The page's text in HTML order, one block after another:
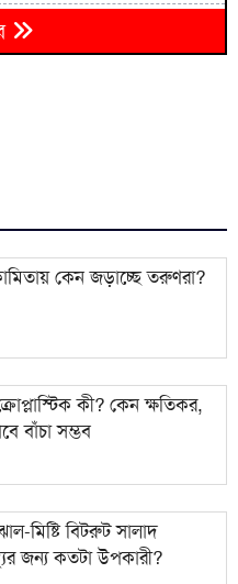
ছাত্রদল নেতা আবিদের
একটি চক্র সক্রিয়:
কেন জড়াচ্ছে তরুণরা?
কী? কেন ক্ষতিকর,
বাঁচা সম্ভব
মিষ্টি বিটরুট সালাদ
জন্য কতটা উপকারী?